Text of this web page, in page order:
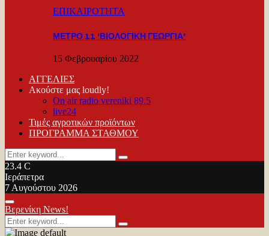
ΕΠΙΚΑΙΡΟΤΗΤΑ
ΜΕΤΡΟ 11 ‘ΒΙΟΛΟΓΙΚΗ ΓΕΩΡΓΙΑ’
15 Φεβρουαρίου 2022
ΑΓΓΕΛΙΕΣ
Ακούστε μας loudly!
On air radio vereniki 89.5
live24
Τιμές αγροτικών προϊόντων
ΠΡΟΓΡΑΜΜΑ ΣΤΑΘΜΟΥ
Search
for:
Search
23.4 C
Ιεράπετρα
7 Αυγούστου 2026
Facebook
Twitter
Youtube
Primary
Menu
Βερενίκη News!
Search
for:
Search